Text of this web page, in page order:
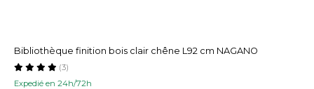
Bibliothèque finition bois clair chêne L92 cm NAGANO
Expedié en 24h/72h
(3)